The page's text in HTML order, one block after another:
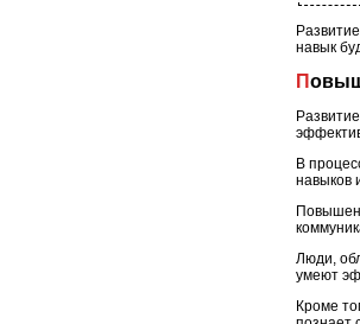
навык
В
навыков
Люди,
умеют
Кроме